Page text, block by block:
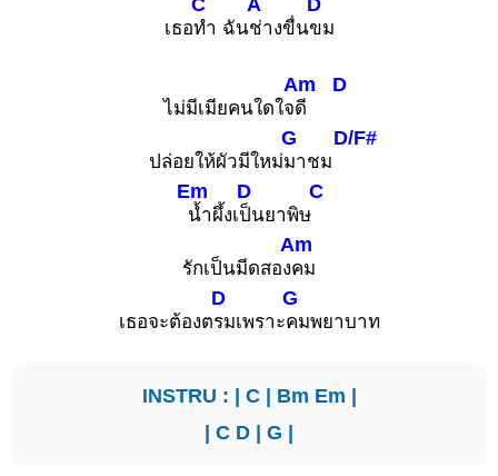
เธอทำ ฉันช่างขื่นขม
ไม่มีเมียคนใดใจ
Am
ดี
D
ปล่อยให้ผัวมีใหม่
G
มาชม
D/F#
Em
น้ำผึ้งเ
D
ป็นยาพิษ
C
รักเป็นมีดสอง
Am
คม
เธอจะต้องต
D
รมเพราะ
G
คมพยาบาท
INSTRU : | C| Bm Em |
| C D | G |